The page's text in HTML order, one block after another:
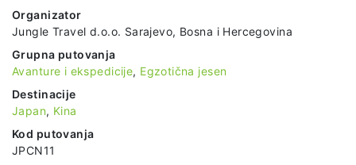
Organizator
Jungle Travel d.o.o. Sarajevo, Bosna i Hercegovina
Grupna putovanja
Avanture i ekspedicije, Egzotična jesen
Destinacije
Japan, Kina
Kod putovanja
JPCN11